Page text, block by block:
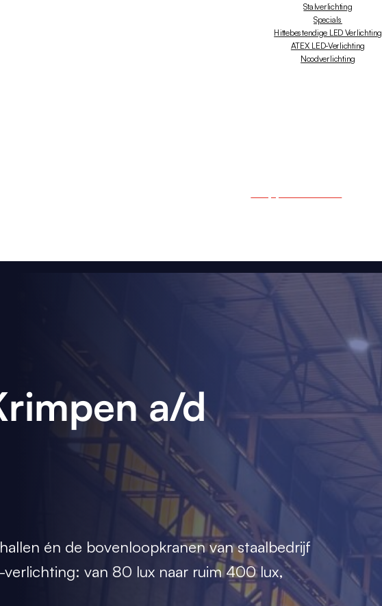
Stalverlichting
Specials
Hittebestendige LED Verlichting
ATEX LED-Verlichting
Noodverlichting
a/d
én de bovenloopkranen van staalbedrijf
van 80 lux naar ruim 400 lux,